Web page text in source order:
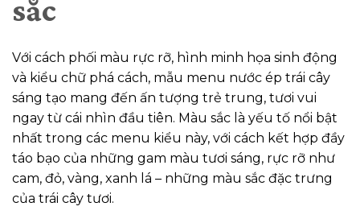
sắc
Với cách phối màu rực rỡ, hình minh họa sinh động
và kiểu chữ phá cách, mẫu menu nước ép trái cây
sáng tạo mang đến ấn tượng trẻ trung, tươi vui
ngay từ cái nhìn đầu tiên. Màu sắc là yếu tố nổi bật
nhất trong các menu kiểu này, với cách kết hợp đầy
táo bạo của những gam màu tươi sáng, rực rỡ như
cam, đỏ, vàng, xanh lá – những màu sắc đặc trưng
của trái cây tươi.